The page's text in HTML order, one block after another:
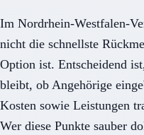
Im Nordrhein-Westfalen-
nicht die schnellste
Option ist. Entscheidend
bleibt, ob Angehörige
Kosten sowie Leistungen
Wer diese Punkte sauber